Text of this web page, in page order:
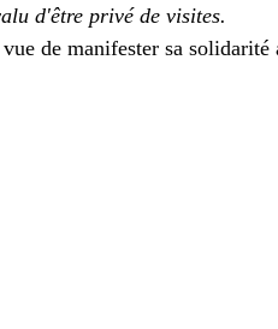
d'être privé de visites.
de manifester sa